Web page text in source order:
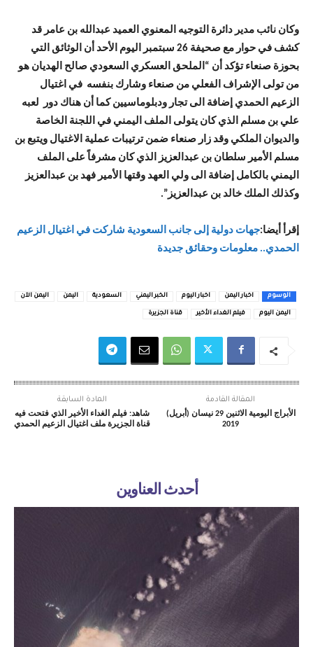
وكان نائب مدير دائرة التوجيه المعنوي العميد عبدالله بن عامر قد
كشف في حوار مع صحيفة 26 سبتمبر اليوم الأحد أن الوثائق التي
بحوزة صنعاء تؤكد أن “الملحق العسكري السعودي صالح الهديان هو
من تولى الإشراف الفعلي من صنعاء وشارك بنفسه في اغتيال
الزعيم الحمدي إضافة الى تجار ودبلوماسيين كما أن هناك دور لعبه
علي بن مسلم الذي كان يتولى الملف اليمني في اللجنة الخاصة
والديوان الملكي وقد زار صنعاء ضمن ترتيبات عملية الاغتيال ويتبع بن
مسلم الأمير سلطان بن عبدالعزيز الذي كان مشرفاً على الملف
اليمني بالكامل إضافة الى ولي العهد وقتها الأمير فهد بن عبدالعزيز
وكذلك الملك خالد بن عبدالعزيز”.
إقرأ أيضا:جهات دولية إلى جانب السعودية شاركت في اغتيال الزعيم
الحمدي.. معلومات وحقائق جديدة
الوسوم اخبار اليمن اخبار اليوم الخبر اليمني السعودية اليمن اليمن الآن
اليمن اليوم فيلم الغداء الأخير قناة الجزيرة
المادة السابقة
شاهد: فيلم الغداء الأخير الذي فتحت فيه
قناة الجزيرة ملف اغتيال الزعيم الحمدي
المقالة القادمة
الأبراج اليومية الاثنين 29 نيسان (أبريل)
2019
أحدث العناوين